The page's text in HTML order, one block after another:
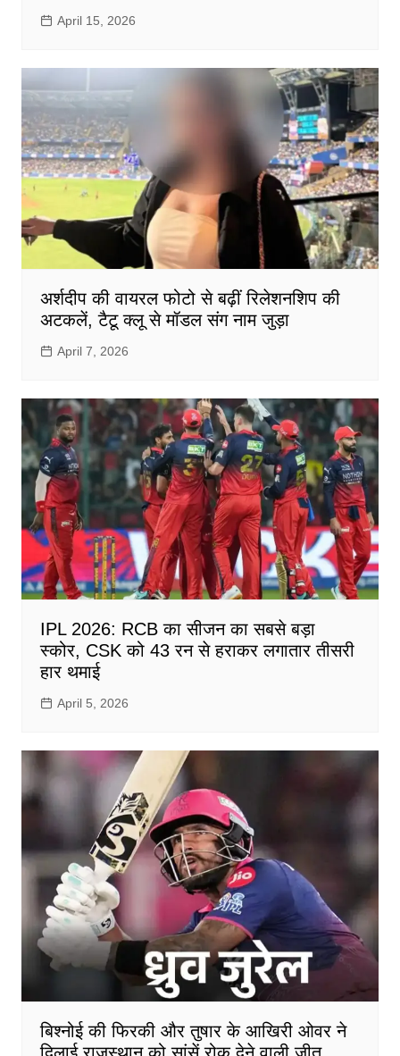
April 15, 2026
अर्शदीप की वायरल फोटो से बढ़ीं रिलेशनशिप की
अटकलें, टैटू क्लू से मॉडल संग नाम जुड़ा
April 7, 2026
IPL 2026: RCB का सीजन का सबसे बड़ा
स्कोर, CSK को 43 रन से हराकर लगातार तीसरी
हार थमाई
April 5, 2026
बिश्नोई की फिरकी और तुषार के आखिरी ओवर ने